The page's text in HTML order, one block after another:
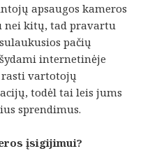
apsaugos kameros
nei kitų, tad pravartu
pačių
internetinėje
rasti vartotojų
todėl tai leis jums
sprendimus.
įsigijimui?